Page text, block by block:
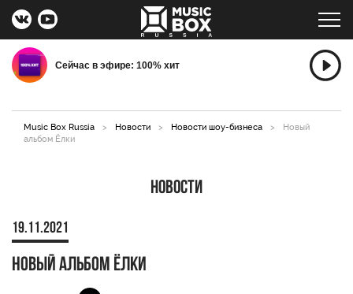
Сейчас в эфире: 100% хит
Music Box Russia > Новости > Новости шоу-бизнеса >
Новый
альбом Ёлки
Новости
19.11.2021
Новый альбом Ёлки